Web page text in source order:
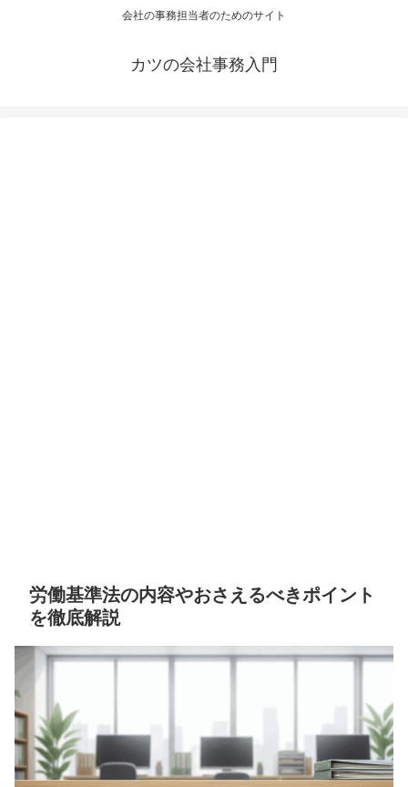
会社の事務担当者のためのサイト
カツの会社事務入門
労働基準法の内容やおさえるべきポイント
を徹底解説